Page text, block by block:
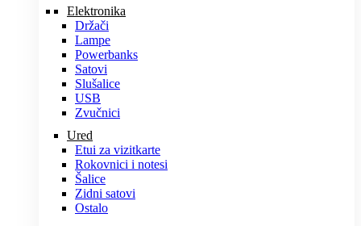
Elektronika
Držači
Lampe
Powerbanks
Satovi
Slušalice
USB
Zvučnici
Ured
Etui za vizitkarte
Rokovnici i notesi
Šalice
Zidni satovi
Ostalo